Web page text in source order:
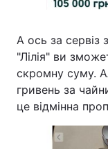
А ось за
"Лілія" ви
скромну суму.
гривень за
це відмінна